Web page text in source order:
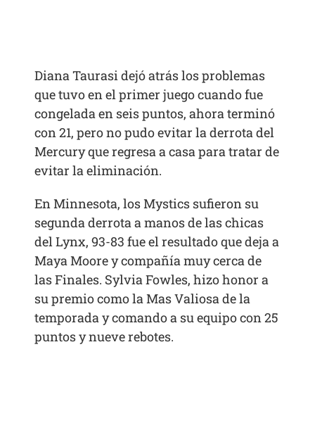
Diana Taurasi dejó atrás los problemas
que tuvo en el primer juego cuando fue
congelada en seis puntos, ahora terminó
con 21, pero no pudo evitar la derrota del
Mercury que regresa a casa para tratar de
evitar la eliminación.
En Minnesota, los Mystics sufieron su
segunda derrota a manos de las chicas
del Lynx, 93-83 fue el resultado que deja a
Maya Moore y compañía muy cerca de
las Finales. Sylvia Fowles, hizo honor a
su premio como la Mas Valiosa de la
temporada y comando a su equipo con 25
puntos y nueve rebotes.